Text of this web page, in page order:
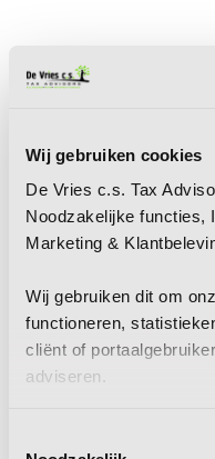
Wij gebruiken cookies
De Vries c.s. Tax
Noodzakelijke functies,
Marketing &
Wij gebruiken dit om
functioneren,
cliënt of
adviseren.